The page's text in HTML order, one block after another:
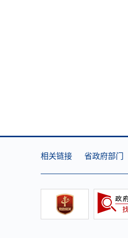
相关链接 省政府部门